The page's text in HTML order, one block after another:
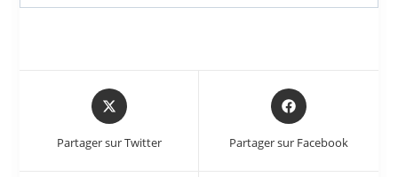
Partager sur Twitter Partager sur Facebook